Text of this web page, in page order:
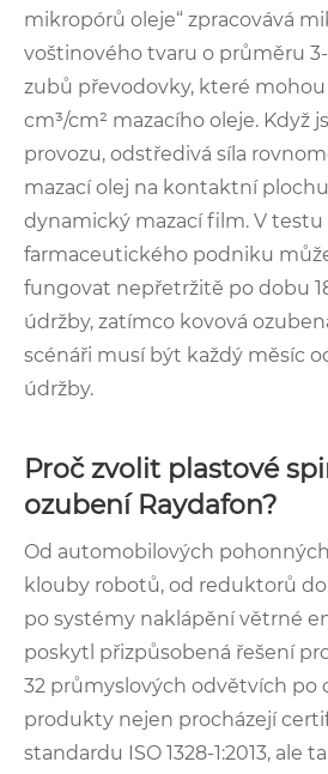
mikropórů oleje“ zpracovává
voštinového tvaru o průměru
zubů převodovky, které
cm³/cm² mazacího oleje. Když
provozu, odstředivá síla
mazací olej na kontaktní
dynamický mazací film. V
farmaceutického podniku
fungovat nepřetržitě po dobu
údržby, zatímco kovová
scénáři musí být každý měsíc
údržby.
Proč zvolit plastové
ozubení Raydafon?
Od automobilových
klouby robotů, od reduktorů
po systémy naklápění větrné
poskytl přizpůsobená řešení
32 průmyslových odvětvích po
produkty nejen procházejí
standardu ISO 1328-1:2013, ale